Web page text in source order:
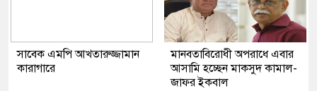
সাবেক এমপি আখতারুজ্জামান
কারাগারে
মানবতাবিরোধী অপরাধে এবার
আসামি হচ্ছেন মাকসুদ কামাল-
জাফর ইকবাল